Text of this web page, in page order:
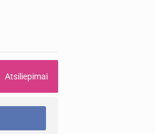
Atsiliepimai